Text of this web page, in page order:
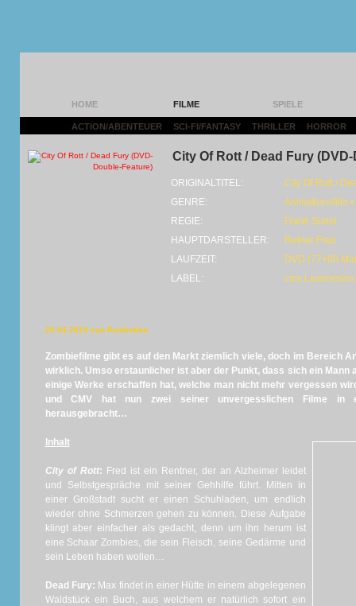
HOME FILME SPIELE
ACTION/ABENTEUER SCI-FI/FANTASY THRILLER HORROR
City Of Rott / Dead Fury
ORIGINALTITEL:
City Of Rott /
GENRE:
Animationsfilm
REGIE:
Frank Sudol
HAUPTDARSTELLER:
Retner Fred
LAUFZEIT:
DVD (77+80
LABEL:
cmv Laservision
20.04.2019 von Panikmike
Zombiefilme gibt es auf den Markt ziemlich viele, doch im Bereich
wirklich. Umso erstaunlicher ist aber der Punkt, dass sich ein Mann
einige Werke erschaffen hat, welche man nicht mehr vergessen
und CMV hat nun zwei seiner unvergesslichen Filme in
herausgebracht…
Inhalt
City of Rott: Fred ist ein Rentner, der an Alzheimer leidet
und Selbstgespräche mit seiner Gehhilfe führt. Mitten in
einer Großstadt sucht er einen Schuhladen, um endlich
wieder ohne Schmerzen gehen zu können. Diese Aufgabe
klingt aber einfacher als gedacht, denn um ihn herum ist
eine Schaar Zombies, die sein Fleisch, seine Gedärme und
sein Leben haben wollen…
Dead Fury: Max findet in einer Hütte in einem abgelegenen
Waldstück ein Buch, aus welchem er natürlich sofort ein